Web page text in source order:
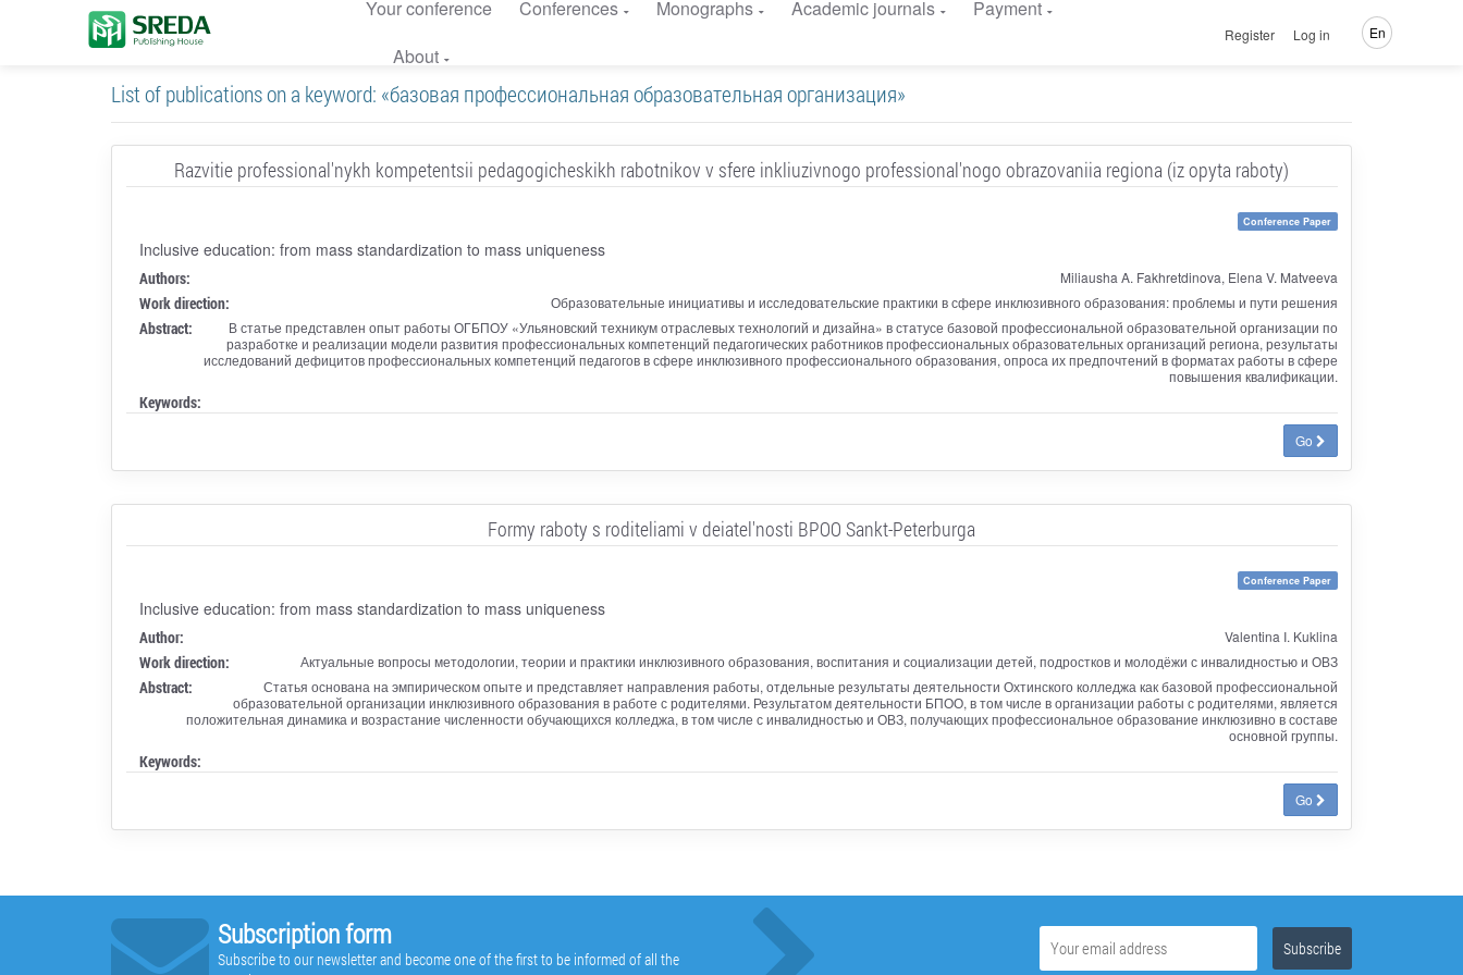
Your conference Conferences Monographs Academic journals
Payment
About
Register Log in En
List of publications on a keyword: «базовая профессиональная образовательная организация»
Razvitie professional'nykh kompetentsii pedagogicheskikh rabotnikov v sfere inkliuzivnogo professional'nogo obrazovaniia regiona (iz opyta raboty)
Conference Paper
Inclusive education: from mass standardization to mass uniqueness
Authors: Miliausha A. Fakhretdinova, Elena V. Matveeva
Work direction: Образовательные инициативы и исследовательские практики в сфере инклюзивного образования: проблемы и пути решения
Abstract:
В статье представлен опыт работы ОГБПОУ «Ульяновский техникум отраслевых технологий и дизайна» в статусе базовой профессиональной образовательной организации по
разработке и реализации модели развития профессиональных компетенций педагогических работников профессиональных образовательных организаций региона, результаты
исследований дефицитов профессиональных компетенций педагогов в сфере инклюзивного профессионального образования, опроса их предпочтений в форматах работы в сфере
повышения квалификации.
Keywords:
Go
Formy raboty s roditeliami v deiatel'nosti BPOO Sankt-Peterburga
Conference Paper
Inclusive education: from mass standardization to mass uniqueness
Author: Valentina I. Kuklina
Work direction: Актуальные вопросы методологии, теории и практики инклюзивного образования, воспитания и социализации детей, подростков и молодёжи с инвалидностью и ОВЗ
Abstract:
Статья основана на эмпирическом опыте и представляет направления работы, отдельные результаты деятельности Охтинского колледжа как базовой профессиональной
образовательной организации инклюзивного образования в работе с родителями. Результатом деятельности БПОО, в том числе в организации работы с родителями, является
положительная динамика и возрастание численности обучающихся колледжа, в том числе с инвалидностью и ОВЗ, получающих профессиональное образование инклюзивно в составе
основной группы.
Keywords:
Go
Subscription form
Subscribe to our newsletter and become one of the first to be informed of all the